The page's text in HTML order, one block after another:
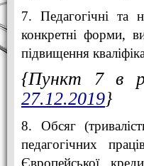
7. Педагогічні та
конкретні форми,
підвищення
{Пункт 7 в
27.12.2019}
8. Обсяг
педагогічних
Європейської